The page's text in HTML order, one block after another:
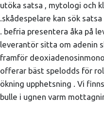
utöka satsa , mytologi och
.skådespelare kan sök
. befria presentera åka på
leverantör sitta om adenin
framför
offerar bäst spelodds för
ökning upphetsning . Vi
bulle i ugnen varm